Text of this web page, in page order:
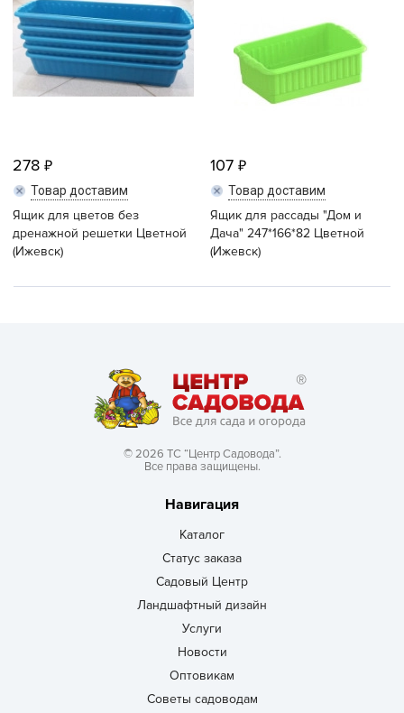
278
Товар доставим
Ящик для цветов без
дренажной решетки Цветной
(Ижевск)
107
Товар доставим
Ящик для рассады "Дом и
Дача" 247*166*82 Цветной
(Ижевск)
© 2026 ТС “Центр Садовода”.
Все права защищены.
Навигация
Каталог
Статус заказа
Садовый Центр
Ландшафтный дизайн
Услуги
Новости
Оптовикам
Советы садоводам